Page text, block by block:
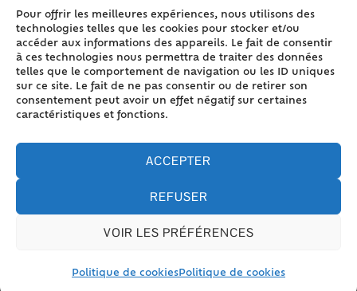
Pour offrir les meilleures expériences, nous utilisons des
technologies telles que les cookies pour stocker et/ou
accéder aux informations des appareils. Le fait de consentir
à ces technologies nous permettra de traiter des données
telles que le comportement de navigation ou les ID uniques
sur ce site. Le fait de ne pas consentir ou de retirer son
consentement peut avoir un effet négatif sur certaines
caractéristiques et fonctions.
ACCEPTER
REFUSER
VOIR LES PRÉFÉRENCES
Politique de cookiesPolitique de cookies
ACCÈS RAPIDE
Accueil
Contact
Plan du site
Mentions légales
Politique de cookies (UE)
collectivités & GRC/GRU)